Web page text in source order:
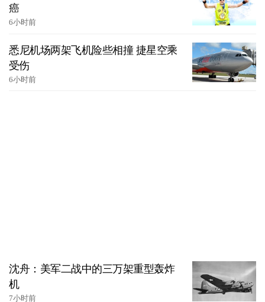
癌
6小时前
悉尼机场两架飞机险些相撞 捷星空乘
受伤
6小时前
沈舟：美军二战中的三万架重型轰炸
机
7小时前